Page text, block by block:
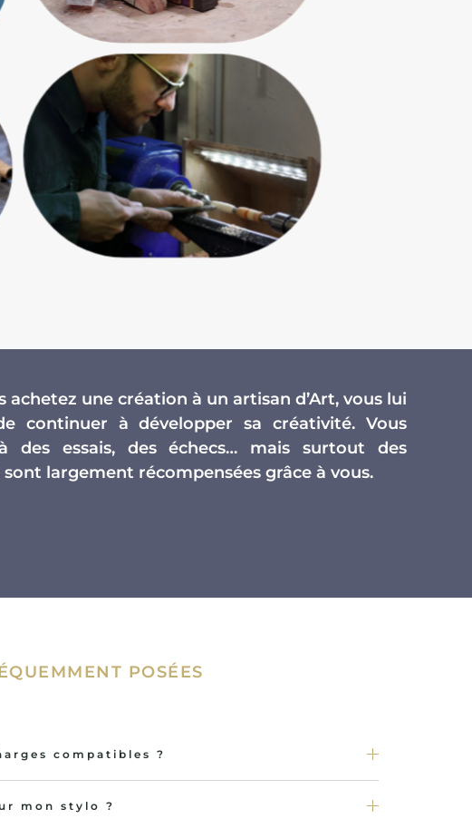
achetez une création à un artisan d’Art, vous lui
continuer à développer sa créativité. Vous
des essais, des échecs… mais surtout des
largement récompensées grâce à vous.
POSÉES
compatibles ?
mon stylo ?